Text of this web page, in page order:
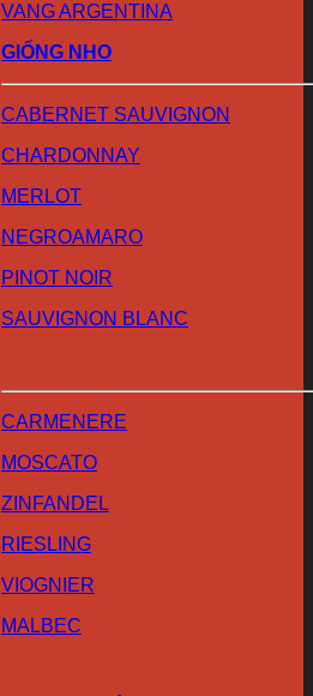
VANG ARGENTINA
GIỐNG NHO
CABERNET SAUVIGNON
CHARDONNAY
MERLOT
NEGROAMARO
PINOT NOIR
SAUVIGNON BLANC
CARMENERE
MOSCATO
ZINFANDEL
RIESLING
VIOGNIER
MALBEC